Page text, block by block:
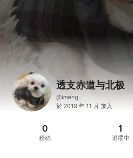
透支赤道与北极
@imeng
於 2019 年 11 月 加入
0
粉絲
1
追蹤中